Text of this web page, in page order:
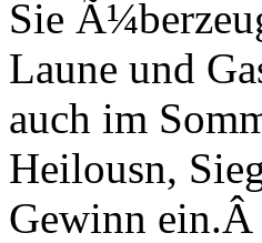
Sie
Laune und
auch im
Heilousn,
Gewinn ein.Â